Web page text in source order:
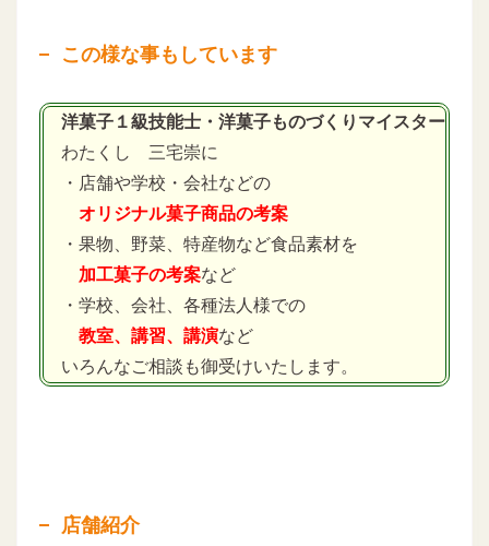
この様な事もしています
洋菓子１級技能士・洋菓子ものづくりマイスター
わたくし 三宅崇に
・店舗や学校・会社などの
オリジナル菓子商品の考案
・果物、野菜、特産物など食品素材を
加工菓子の考案など
・学校、会社、各種法人様での
教室、講習、講演など
いろんなご相談も御受けいたします。
店舗紹介